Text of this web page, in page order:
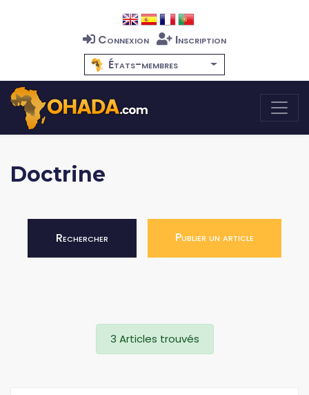
Connexion
Inscription
États-membres
Doctrine
Rechercher Publier un article
3 Articles trouvés